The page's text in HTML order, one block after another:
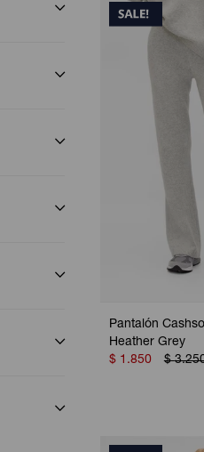
Pantalón
Heather Grey
$ 1.850 $